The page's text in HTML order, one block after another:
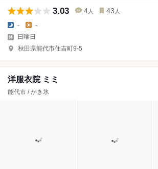
3.03 4 人 43 人
- -
日曜日
秋田県能代市住吉町9-5
洋服衣院 ミミ
能代市 / かき氷